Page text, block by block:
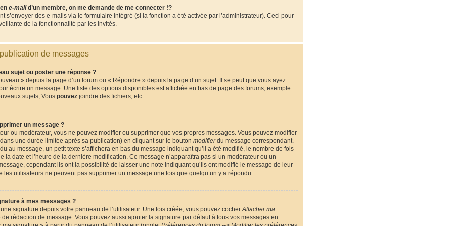
e-maild’un membre, on me demande de me connecter !?
s’envoyer des e-mails via le formulaire intégré (si la fonction a été activée par l’administrateur). Ceci pour
de la fonctionnalité par les invités.
de messages
sujet ou poster une réponse ?
» depuis la page d’un forum ou « Répondre » depuis la page d’un sujet. Il se peut que vous ayez
écrire un message. Une liste des options disponibles est affichée en bas de page des forums, exemple :
sujets, Vous pouvez joindre des fichiers, etc.
un message ?
ou modérateur, vous ne pouvez modifier ou supprimer que vos propres messages. Vous pouvez modifier
une durée limitée après sa publication) en cliquant sur le bouton modifierdu message correspondant.
au message, un petit texte s’affichera en bas du message indiquant qu’il a été modifié, le nombre de fois
la date et l’heure de la dernière modification. Ce message n’apparaîtra pas si un modérateur ou un
cependant ils ont la possibilité de laisser une note indiquant qu’ils ont modifié le message de leur
les utilisateurs ne peuvent pas supprimer un message une fois que quelqu’un y a répondu.
à mes messages ?
signature depuis votre panneau de l’utilisateur. Une fois créée, vous pouvez cocher Attacher ma
rédaction de message. Vous pouvez aussi ajouter la signature par défaut à tous vos messages en